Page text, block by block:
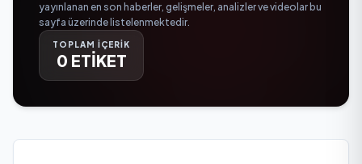
yayınlanan en son haberler, gelişmeler, analizler ve videolar bu
sayfa üzerinde listelenmektedir.
TOPLAM İÇERİK
0 ETİKET